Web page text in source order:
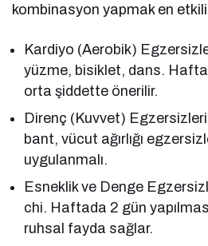
kombinasyon yapmak en
Kardiyo (Aerobik)
yüzme, bisiklet, dans.
orta şiddette önerilir.
Direnç (Kuvvet)
bant, vücut ağırlığı
uygulanmalı.
Esneklik ve Denge
chi. Haftada 2 gün
ruhsal fayda sağlar.